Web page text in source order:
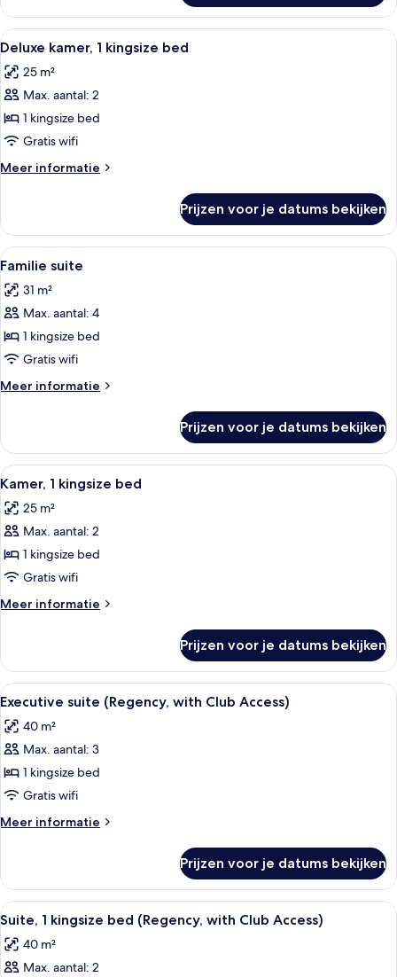
Suite
King
Bed
Alle
foto's
voor
Deluxe
kamer,
1
kingsize
bed
Een hotelkamer met een groot bed,
4
Deluxe kamer, 1 kingsize bed
25 m²
Max. aantal: 2
1 kingsize bed
Gratis wifi
Meer informatie
Meer
kamer,
kingsize
Prijzen voor je datums bekijken
Alle
foto's
voor
Familie
suite
laden
Een moderne hotelkamer met een
5
Familie suite
31 m²
Max. aantal: 4
1 kingsize bed
Gratis wifi
Meer informatie
Meer
suite
Prijzen voor je datums bekijken
Alle
foto's
voor
Kamer,
1
kingsize
bed
laden
Een hotelkamer met een bed, een
2
Kamer, 1 kingsize bed
25 m²
Max. aantal: 2
1 kingsize bed
Gratis wifi
Meer informatie
Meer
1
kingsize
bed
Prijzen voor je datums bekijken
Alle
foto's
voor
Executive
suite
(Regency,
with
Club
laden
Een moderne hotelkamer met een
5
Executive suite (Regency, with Club Access)
40 m²
Max. aantal: 3
1 kingsize bed
Gratis wifi
Meer informatie
Meer
suite
(Regency,
with
Access)
Prijzen voor je datums bekijken
Alle
foto's
voor
Suite,
Een hotelkamer met een bed, een
7
Suite, 1 kingsize bed (Regency, with Club Access)
40 m²
Max. aantal: 2